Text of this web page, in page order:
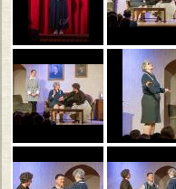
Presse
Impressum